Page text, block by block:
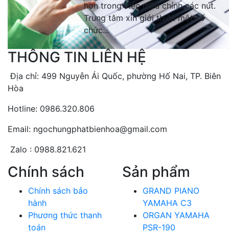
hơn trong việc điều chỉnh các nút.
Trung tâm xin giới thiệu một số
chức...
THÔNG TIN LIÊN HỆ
Địa chỉ: 499 Nguyễn Ái Quốc, phường Hố Nai, TP. Biên
Hòa
Hotline: 0986.320.806
Email: ngochungphatbienhoa@gmail.com
Zalo : 0988.821.621
Chính sách
Chính sách bảo
hành
Phương thức thanh
toán
Sản phẩm
GRAND PIANO
YAMAHA C3
ORGAN YAMAHA
PSR-190